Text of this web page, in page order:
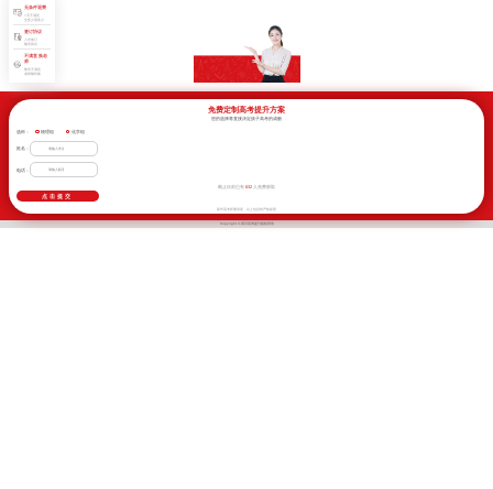
无条件退费
7天不满意
交多少退多少
签订协议
入学签订
辅导协议
不满意 换老
师
教学不满意
老师随时换
免费定制高考提升方案
您的选择将直接决定孩子高考的成败
选科： 物理组 化学组
姓名：
电话：
截止目前已有 632 人免费获取
新学高考郑重承诺，以上信息将严格保密
Copyright © 四川高考提分版权所有